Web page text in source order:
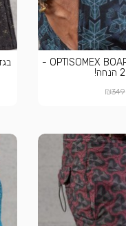
בגד ים סול OPTISOMEX BOARDSHORTS -
₪349